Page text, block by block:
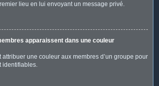
lieu en lui envoyant un message privé.
apparaissent dans une couleur
attribuer une couleur aux membres d’un groupe pour
identifiables.